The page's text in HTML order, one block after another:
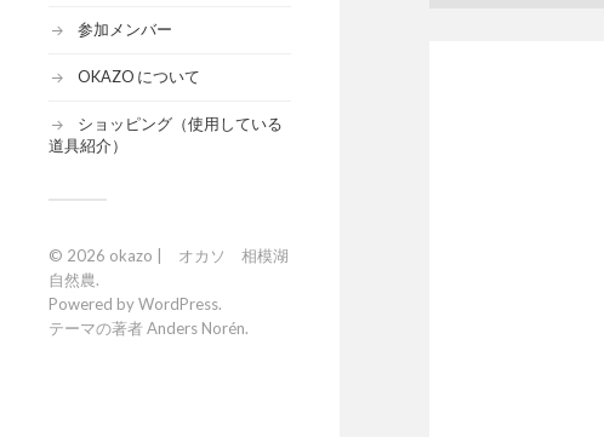
参加メンバー
OKAZO について
ショッピング（使用している
道具紹介）
© 2026 okazo | オカソ 相模湖
自然農.
Powered byWordPress.
テーマの著者 Anders Norén.